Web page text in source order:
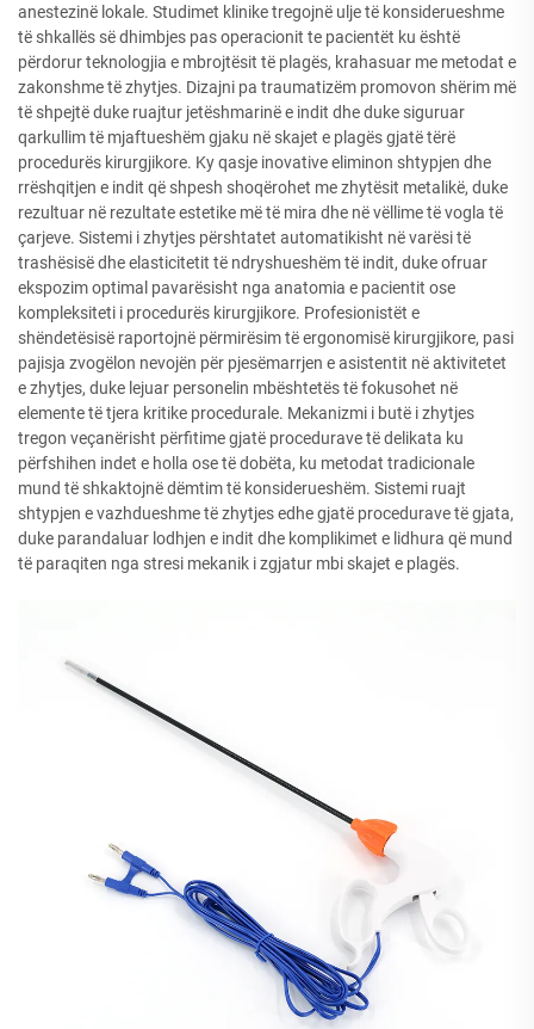
anestezinë lokale. Studimet klinike tregojnë ulje të konsiderueshme
të shkallës së dhimbjes pas operacionit te pacientët ku është
përdorur teknologjia e mbrojtësit të plagës, krahasuar me metodat e
zakonshme të zhytjes. Dizajni pa traumatizëm promovon shërim më
të shpejtë duke ruajtur jetëshmarinë e indit dhe duke siguruar
qarkullim të mjaftueshëm gjaku në skajet e plagës gjatë tërë
procedurës kirurgjikore. Ky qasje inovative eliminon shtypjen dhe
rrëshqitjen e indit që shpesh shoqërohet me zhytësit metalikë, duke
rezultuar në rezultate estetike më të mira dhe në vëllime të vogla të
çarjeve. Sistemi i zhytjes përshtatet automatikisht në varësi të
trashësisë dhe elasticitetit të ndryshueshëm të indit, duke ofruar
ekspozim optimal pavarësisht nga anatomia e pacientit ose
kompleksiteti i procedurës kirurgjikore. Profesionistët e
shëndetësisë raportojnë përmirësim të ergonomisë kirurgjikore, pasi
pajisja zvogëlon nevojën për pjesëmarrjen e asistentit në aktivitetet
e zhytjes, duke lejuar personelin mbështetës të fokusohet në
elemente të tjera kritike procedurale. Mekanizmi i butë i zhytjes
tregon veçanërisht përfitime gjatë procedurave të delikata ku
përfshihen indet e holla ose të dobëta, ku metodat tradicionale
mund të shkaktojnë dëmtim të konsiderueshëm. Sistemi ruajt
shtypjen e vazhdueshme të zhytjes edhe gjatë procedurave të gjata,
duke parandaluar lodhjen e indit dhe komplikimet e lidhura që mund
të paraqiten nga stresi mekanik i zgjatur mbi skajet e plagës.